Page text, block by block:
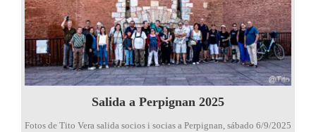
Salida a Perpignan 2025
Fotos de Tito Vera salida socios i socias a Perpignan, sábado 6/9/2025